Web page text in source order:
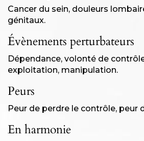
Cancer du sein, douleurs
génitaux.
Évènements perturbateurs
Dépendance, volonté de
exploitation, manipulation.
Peurs
Peur de perdre le contrôle, peur
En harmonie